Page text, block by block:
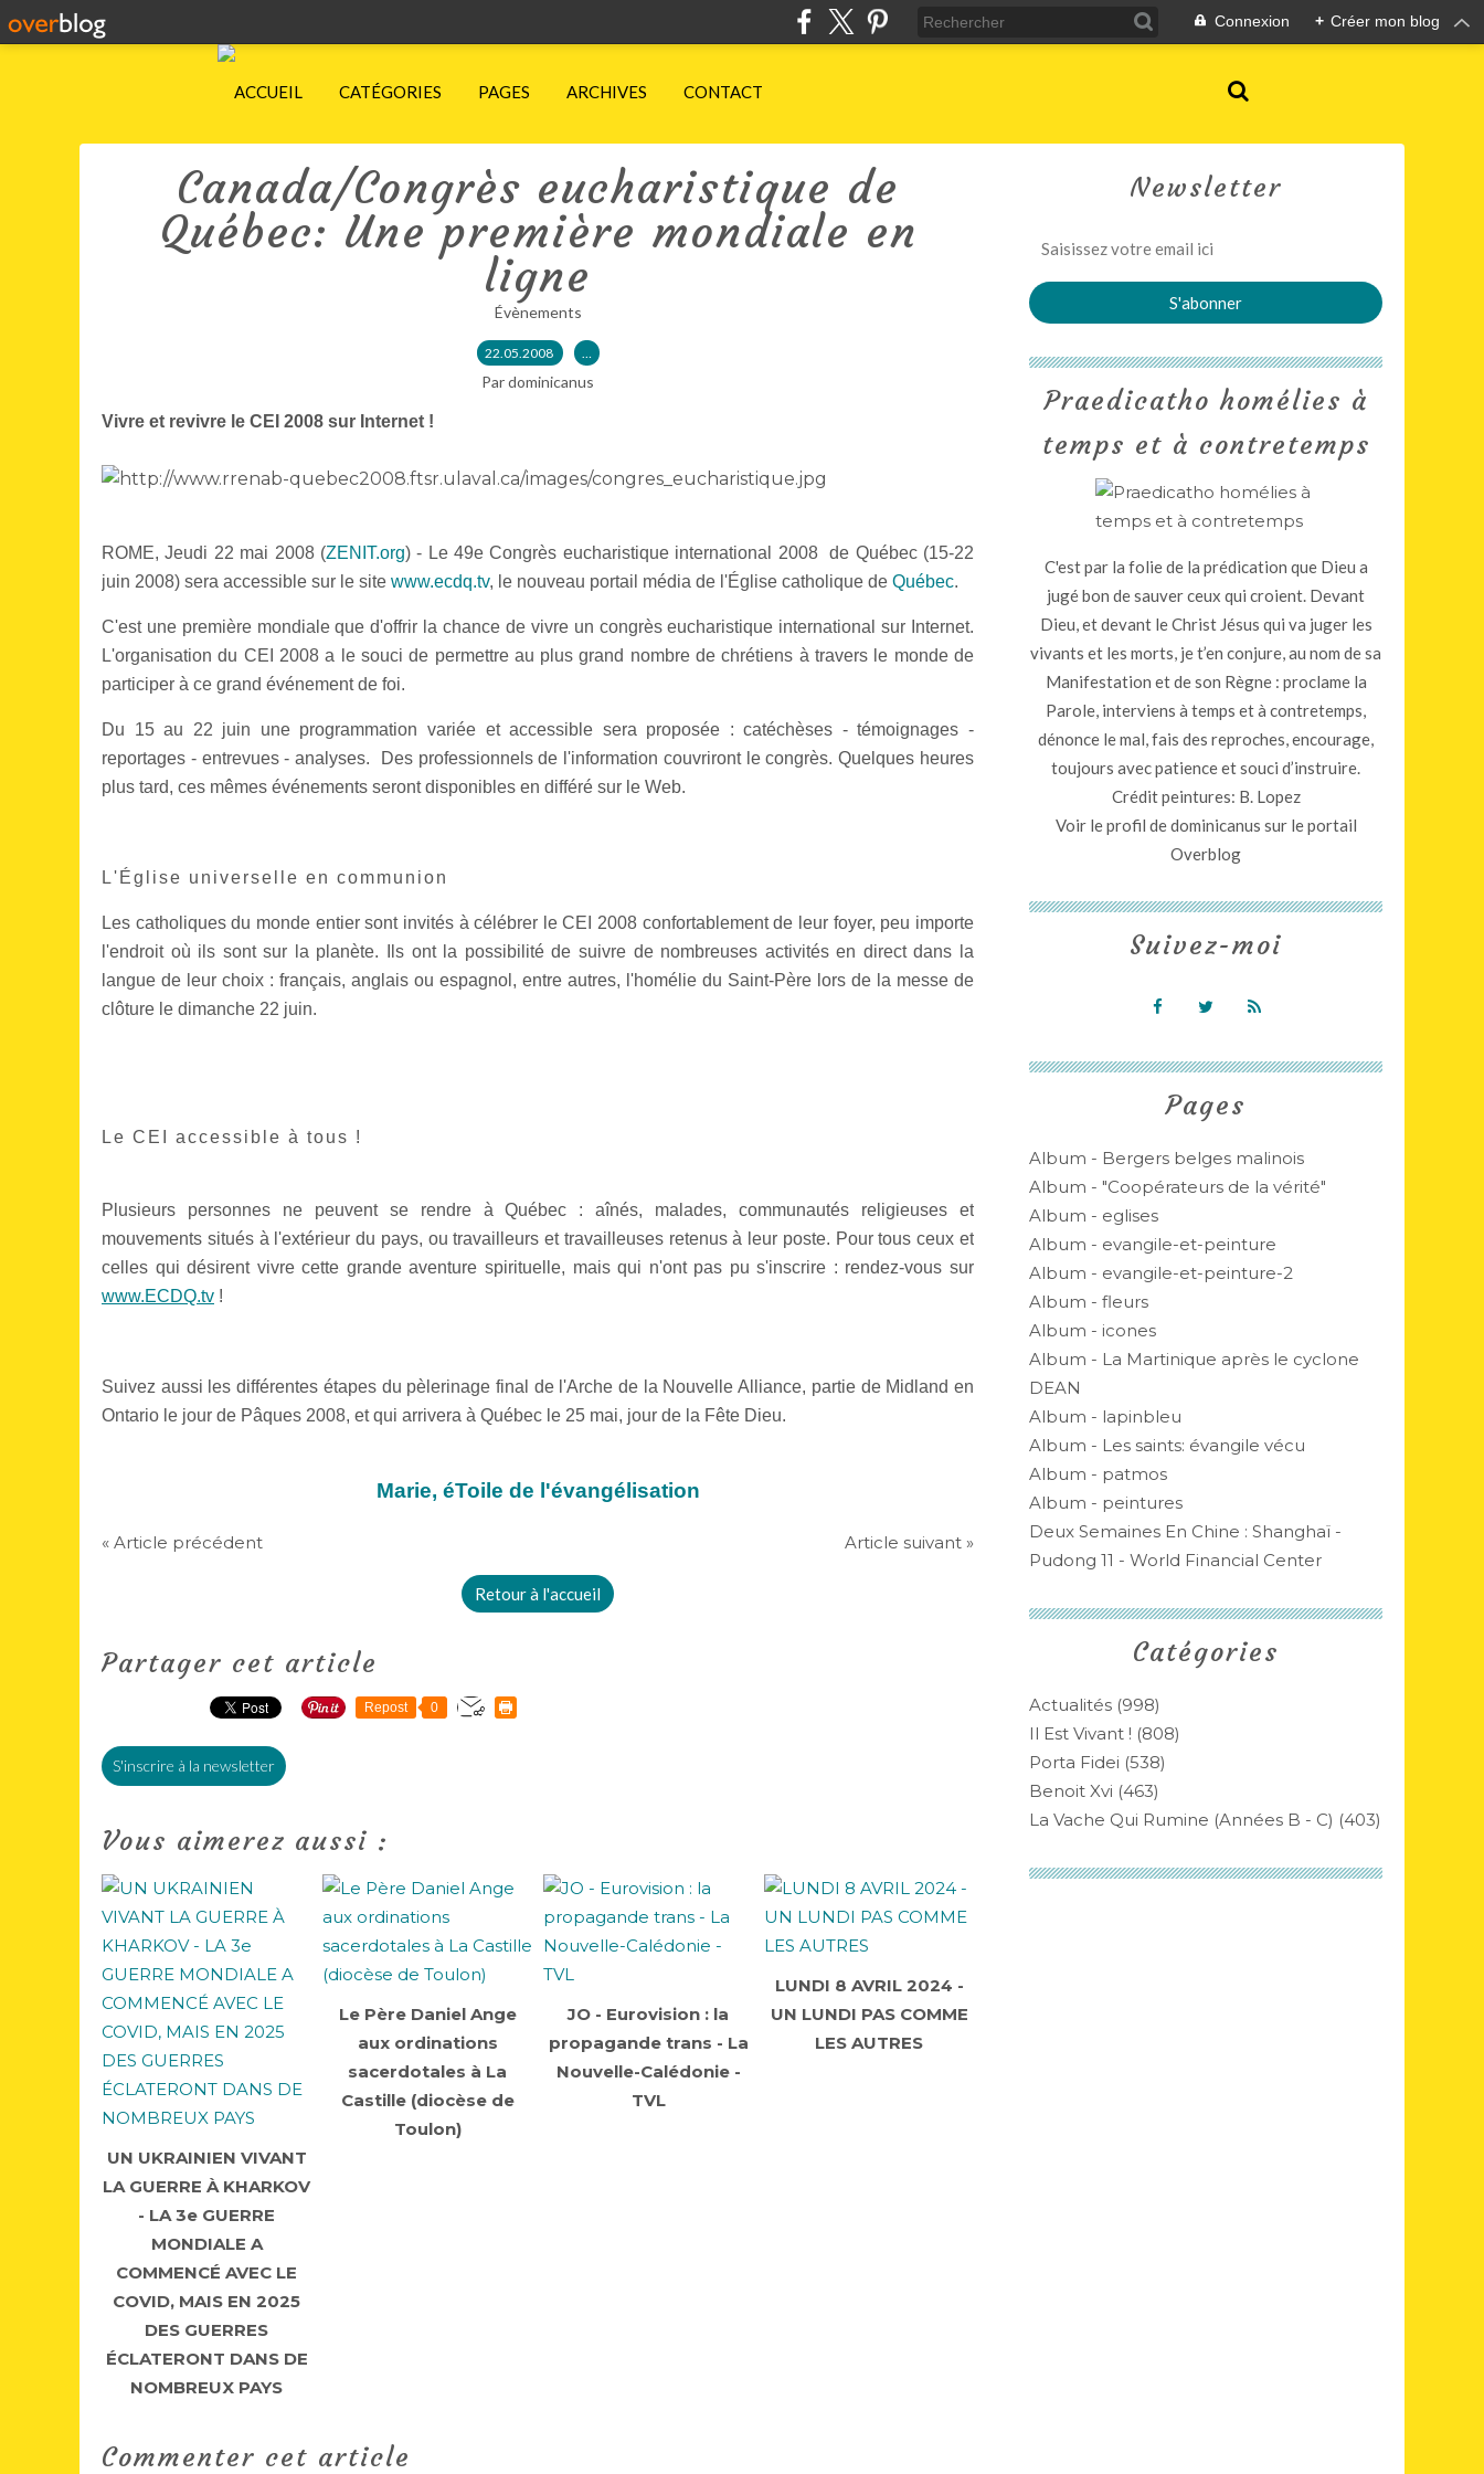
Connexion + Créer mon blog
ACCUEIL CATÉGORIES PAGES ARCHIVES CONTACT
Canada/Congrès eucharistique de
Québec: Une première mondiale en
ligne
Évènements
22.05.2008 …
Par dominicanus
Vivre et revivre le CEI 2008 sur Internet !
ROME, Jeudi 22 mai 2008 (ZENIT.org) - Le 49e Congrès eucharistique international 2008 de Québec (15-22
juin 2008) sera accessible sur le site www.ecdq.tv, le nouveau portail média de l'Église catholique de Québec.
C'est une première mondiale que d'offrir la chance de vivre un congrès eucharistique international sur Internet.
L'organisation du CEI 2008 a le souci de permettre au plus grand nombre de chrétiens à travers le monde de
participer à ce grand événement de foi.
Du 15 au 22 juin une programmation variée et accessible sera proposée : catéchèses - témoignages -
reportages - entrevues - analyses. Des professionnels de l'information couvriront le congrès. Quelques heures
plus tard, ces mêmes événements seront disponibles en différé sur le Web.
L'Église universelle en communion
Les catholiques du monde entier sont invités à célébrer le CEI 2008 confortablement de leur foyer, peu importe
l'endroit où ils sont sur la planète. Ils ont la possibilité de suivre de nombreuses activités en direct dans la
langue de leur choix : français, anglais ou espagnol, entre autres, l'homélie du Saint-Père lors de la messe de
clôture le dimanche 22 juin.
Le CEI accessible à tous !
Plusieurs personnes ne peuvent se rendre à Québec : aînés, malades, communautés religieuses et
mouvements situés à l'extérieur du pays, ou travailleurs et travailleuses retenus à leur poste. Pour tous ceux et
celles qui désirent vivre cette grande aventure spirituelle, mais qui n'ont pas pu s'inscrire : rendez-vous sur
www.ECDQ.tv !
Suivez aussi les différentes étapes du pèlerinage final de l'Arche de la Nouvelle Alliance, partie de Midland en
Ontario le jour de Pâques 2008, et qui arrivera à Québec le 25 mai, jour de la Fête Dieu.
Marie, éToile de l'évangélisation
« Article précédent Article suivant »
Retour à l'accueil
Partager cet article
Repost 0
S'inscrire à la newsletter
Vous aimerez aussi :
UN UKRAINIEN VIVANT
LA GUERRE À KHARKOV
- LA 3e GUERRE
MONDIALE A
COMMENCÉ AVEC LE
COVID, MAIS EN 2025
DES GUERRES
ÉCLATERONT DANS DE
NOMBREUX PAYS
Le Père Daniel Ange
aux ordinations
sacerdotales à La
Castille (diocèse de
Toulon)
JO - Eurovision : la
propagande trans - La
Nouvelle-Calédonie -
TVL
LUNDI 8 AVRIL 2024 -
UN LUNDI PAS COMME
LES AUTRES
Commenter cet article
Newsletter
Catégories
Actualités (998)
Il Est Vivant ! (808)
Porta Fidei (538)
Benoit Xvi (463)
La Vache Qui Rumine (années B - C) (403)
Pages
Album - Bergers belges malinois
Album - "Coopérateurs de la vérité"
Album - eglises
Album - evangile-et-peinture
Album - evangile-et-peinture-2
Album - fleurs
Album - icones
Album - La Martinique après le cyclone
DEAN
Album - lapinbleu
Album - Les saints: évangile vécu
Album - patmos
Album - peintures
Deux Semaines En Chine : Shanghaï -
Pudong 11 - World Financial Center
Praedicatho homélies à
temps et à contretemps
C'est par la folie de la prédication que Dieu a
jugé bon de sauver ceux qui croient. Devant
Dieu, et devant le Christ Jésus qui va juger les
vivants et les morts, je t’en conjure, au nom de sa
Manifestation et de son Règne : proclame la
Parole, interviens à temps et à contretemps,
dénonce le mal, fais des reproches, encourage,
toujours avec patience et souci d’instruire.
Crédit peintures: B. Lopez
Voir le profil dedominicanus sur le portail
Overblog
Suivez-moi